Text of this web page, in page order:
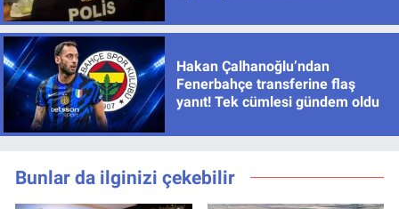
Hakan Çalhanoğlu’ndan
Fenerbahçe transferine flaş
yanıt! Tek cümlesi gündem oldu
Bunlar da ilginizi çekebilir